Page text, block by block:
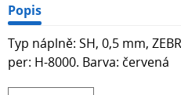
Popis
Typ náplně: SH, 0,5 mm,
per: H-8000. Barva: červená